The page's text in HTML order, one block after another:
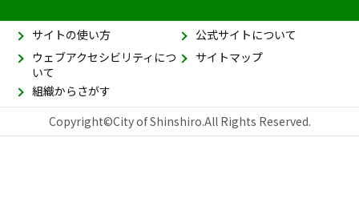
サイトの使い方
公式サイトについて
ウェブアクセシビリティにつ
いて
サイトマップ
組織からさがす
Copyright©City of Shinshiro.All Rights Reserved.